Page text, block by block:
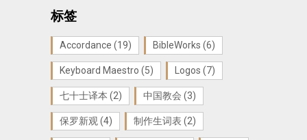
标签
Accordance (19) BibleWorks (6)
Keyboard Maestro (5) Logos (7)
七十士译本 (2) 中国教会 (3)
保罗新观 (4) 制作生词表 (2)